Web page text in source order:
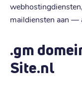
maildiensten aan —
.gm
Site.nl